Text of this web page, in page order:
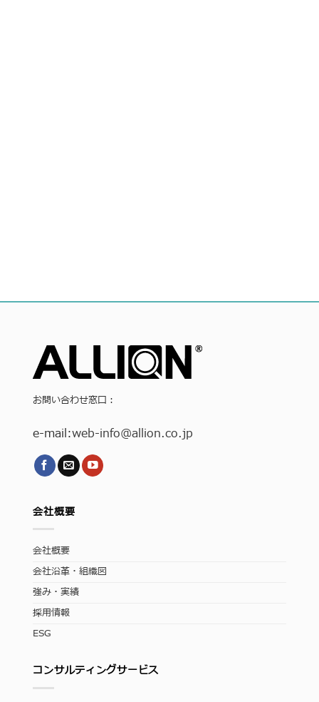
お問い合わせ窓口：
e-mail:web-info@allion.co.jp
会社概要
会社概要
会社沿革・組織図
強み・実績
採用情報
ESG
コンサルティングサービス